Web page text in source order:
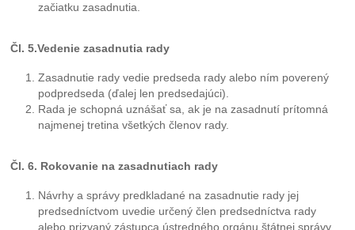
začiatku zasadnutia.
Čl. 5.Vedenie zasadnutia rady
Zasadnutie rady vedie predseda rady alebo ním poverený
podpredseda (ďalej len predsedajúci).
Rada je schopná uznášať sa, ak je na zasadnutí prítomná
najmenej tretina všetkých členov rady.
Čl. 6. Rokovanie na zasadnutiach rady
Návrhy a správy predkladané na zasadnutie rady jej
predsedníctvom uvedie určený člen predsedníctva rady
alebo prizvaný zástupca ústredného orgánu štátnej správy,